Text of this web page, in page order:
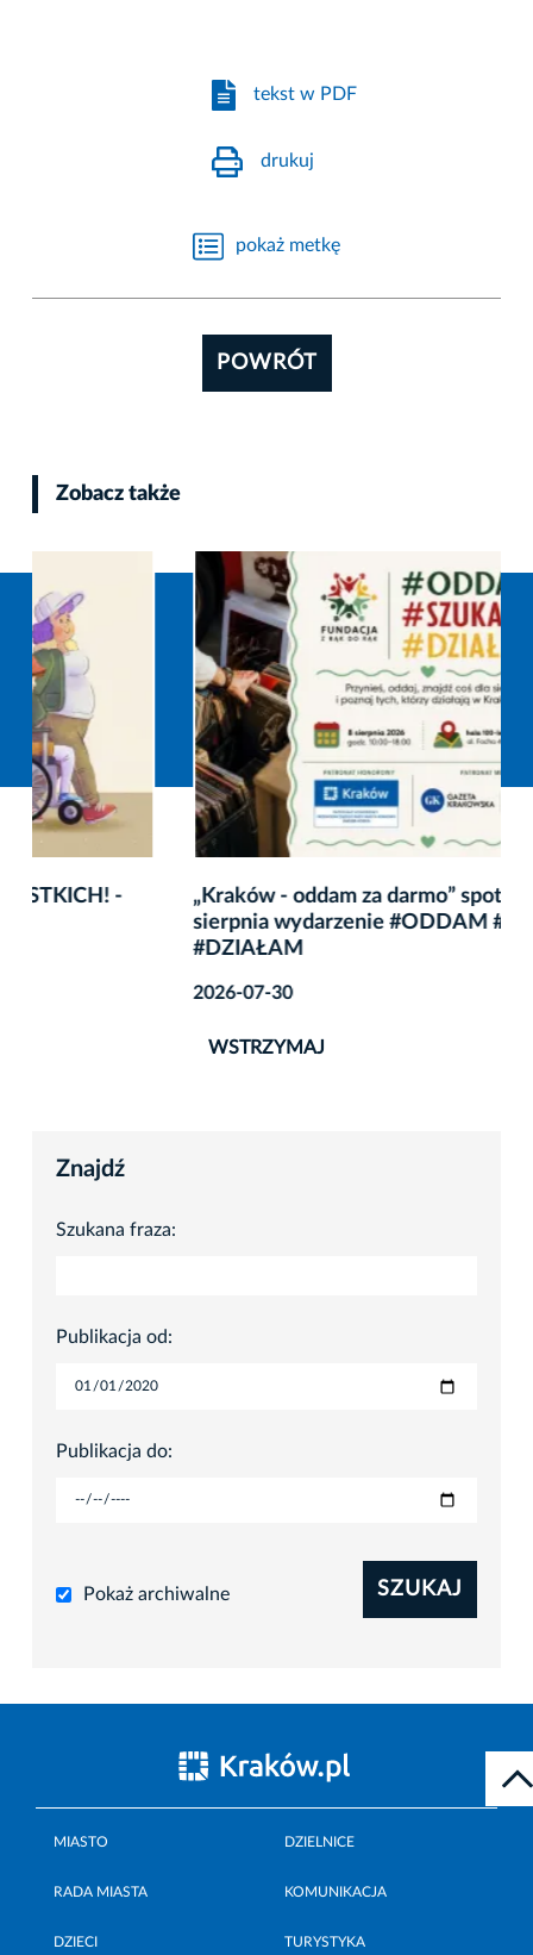
tekst w PDF
drukuj
pokaż metkę
POWRÓT
Zobacz także
„Kraków - oddam za darmo” spotka się na żywo. 8
sierpnia wydarzenie #ODDAM #SZUKAM
WSTRZYMAJ
Znajdź
Szukana fraza:
Publikacja od:
Publikacja do:
Pokaż archiwalne SZUKAJ
MIASTO DZIELNICE
RADA MIASTA KOMUNIKACJA
DZIECI TURYSTYKA